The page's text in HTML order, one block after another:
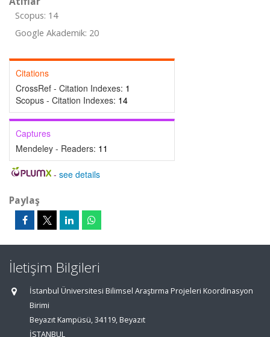
Scopus: 14
Google Akademik: 20
Citations
CrossRef - Citation Indexes: 1
Scopus - Citation Indexes: 14
Captures
Mendeley - Readers: 11
- see details
Paylaş
İletişim Bilgileri
İstanbul Üniversitesi Bilimsel Araştırma Projeleri Koordinasyon
Birimi
Beyazıt Kampüsü, 34119, Beyazıt
İSTANBUL